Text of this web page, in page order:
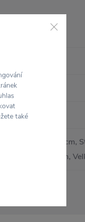
15.5 cm x Š: 2,5 cm,
cm,
také